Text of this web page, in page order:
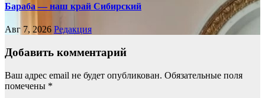
Бараба — наш край Сибирский
Авг 7, 2026 Редакция
Добавить комментарий
Ваш адрес email не будет опубликован. Обязательные поля
помечены *